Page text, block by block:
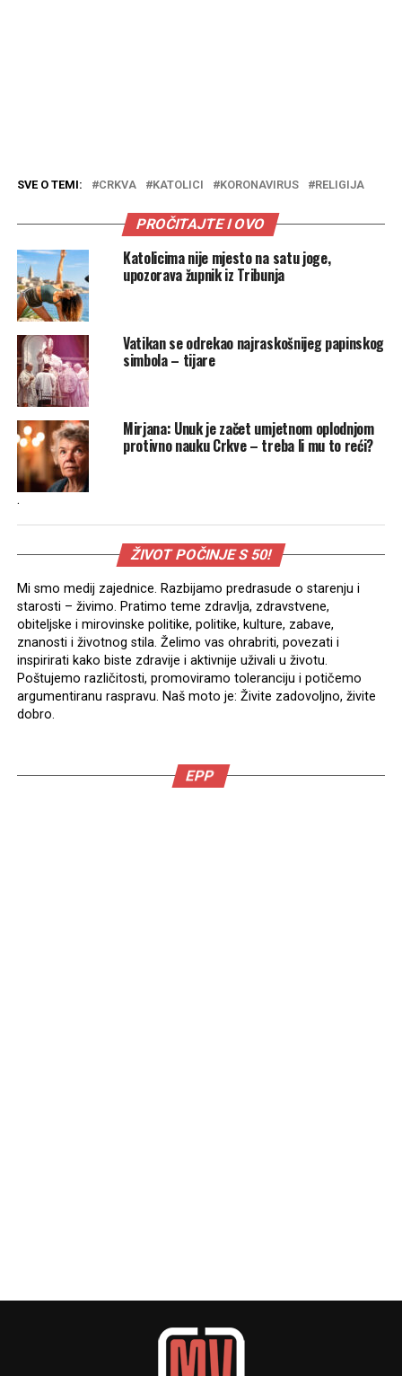
SVE O TEMI: CRKVA KATOLICI KORONAVIRUS RELIGIJA
PROČITAJTE I OVO
Katolicima nije mjesto na satu joge,
upozorava župnik iz Tribunja
Vatikan se odrekao najraskošnijeg papinskog
simbola – tijare
Mirjana: Unuk je začet umjetnom oplodnjom
protivno nauku Crkve – treba li mu to reći?
.
ŽIVOT POČINJE S 50!
Mi smo medij zajednice. Razbijamo predrasude o starenju i
starosti – živimo. Pratimo teme zdravlja, zdravstvene,
obiteljske i mirovinske politike, politike, kulture, zabave,
znanosti i životnog stila. Želimo vas ohrabriti, povezati i
inspirirati kako biste zdravije i aktivnije uživali u životu.
Poštujemo različitosti, promoviramo toleranciju i potičemo
argumentiranu raspravu. Naš moto je: Živite zadovoljno, živite
dobro.
EPP